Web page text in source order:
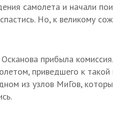
самолета и начали
Но, к великому
прибыла
приведшего к такой
из узлов МиГов,